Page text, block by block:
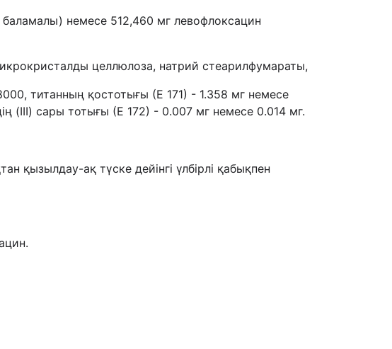
немесе 512,460 мг левофлоксацин
целлюлоза, натрий стеарилфумараты,
титанның қостотығы (Е 171) - 1.358 мг немесе
(III) сары тотығы (Е 172) - 0.007 мг немесе 0.014 мг.
қызылдау-ақ түске дейінгі үлбірлі қабықпен